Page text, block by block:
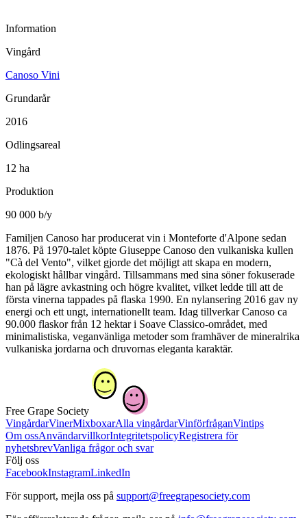
Information
Vingård
Canoso Vini
Grundarår
2016
Odlingsareal
12 ha
Produktion
90 000 b/y
Familjen Canoso har producerat vin i Monteforte d'Alpone sedan
1876. På 1970-talet köpte Giuseppe Canoso den vulkaniska kullen
"Cà del Vento", vilket gjorde det möjligt att skapa en modern,
ekologiskt hållbar vingård. Tillsammans med sina söner fokuserade
han på lägre avkastning och högre kvalitet, vilket ledde till att de
första vinerna tappades på flaska 1990. En nylansering 2016 gav ny
energi och ett ungt, internationellt team. Idag tillverkar Canoso ca
90.000 flaskor från 12 hektar i Soave Classico-området, med
minimalistiska, veganvänliga metoder som framhäver de mineralrika
vulkaniska jordarna och druvornas eleganta karaktär.
Free Grape Society
VingårdarVinerMixboxarAlla vingårdarVinförfråganVintips
Om ossAnvändarvillkorIntegritetspolicyRegistrera för
nyhetsbrevVanliga frågor och svar
Följ oss
FacebookInstagramLinkedIn
För support, mejla oss på support@freegrapesociety.com